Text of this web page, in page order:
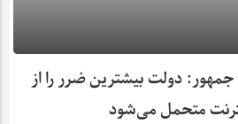
دولت بیشترین ضرر را از
متحمل می‌شود